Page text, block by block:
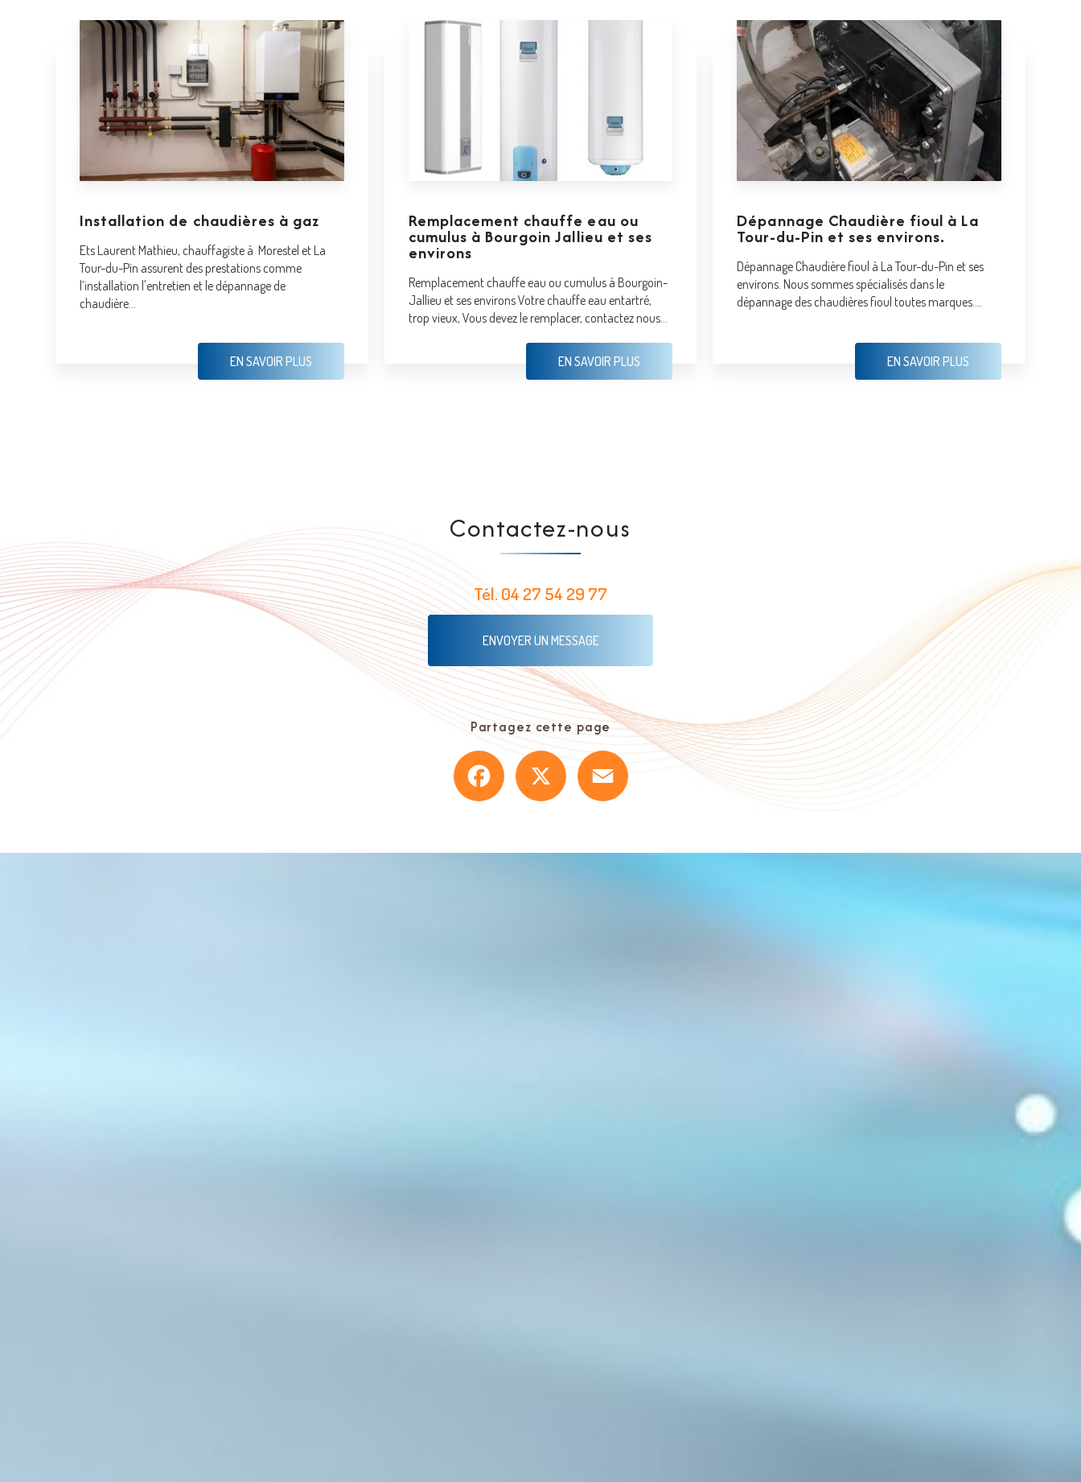
Installation de chaudières à gaz
Ets Laurent Mathieu, chauffagiste à Morestel et La
Tour-du-Pin assurent des prestations comme
l’installation l'entretien et le dépannage de
chaudière...
EN SAVOIR PLUS
Remplacement chauffe eau ou
cumulus à Bourgoin Jallieu et ses
environs
Remplacement chauffe eau ou cumulus à Bourgoin-
Jallieu et ses environs Votre chauffe eau entartré,
trop vieux, Vous devez le remplacer, contactez nous...
EN SAVOIR PLUS
Dépannage Chaudière fioul à La
Tour-du-Pin et ses environs.
Dépannage Chaudière fioul à La Tour-du-Pin et ses
environs. Nous sommes spécialisés dans le
dépannage des chaudières fioul toutes marques....
EN SAVOIR PLUS
Contactez-nous
Tél. 04 27 54 29 77
ENVOYER UN MESSAGE
Partagez cette page
Facebook